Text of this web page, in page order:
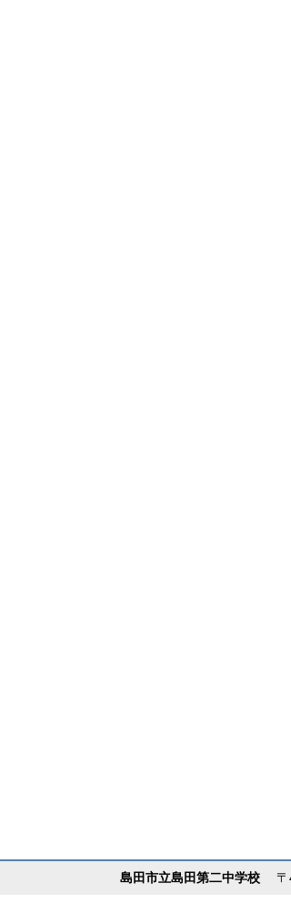
島田市立島田第二中学校